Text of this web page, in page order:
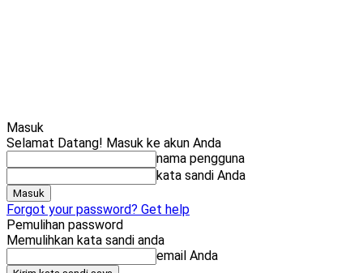
Masuk
Selamat Datang! Masuk ke akun Anda
nama pengguna
kata sandi Anda
Forgot your password? Get help
Pemulihan password
Memulihkan kata sandi anda
email Anda